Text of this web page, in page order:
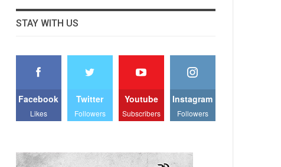
STAY WITH US
Facebook
Likes
Twitter
Followers
Youtube
Subscribers
Instagram
Followers